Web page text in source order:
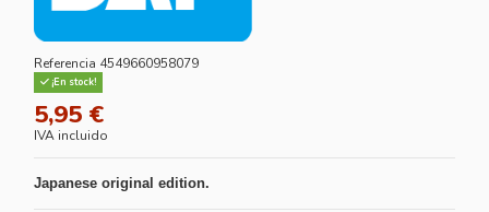
Referencia 4549660958079
¡En stock!
5,95 €
IVA incluido
Japanese original edition.